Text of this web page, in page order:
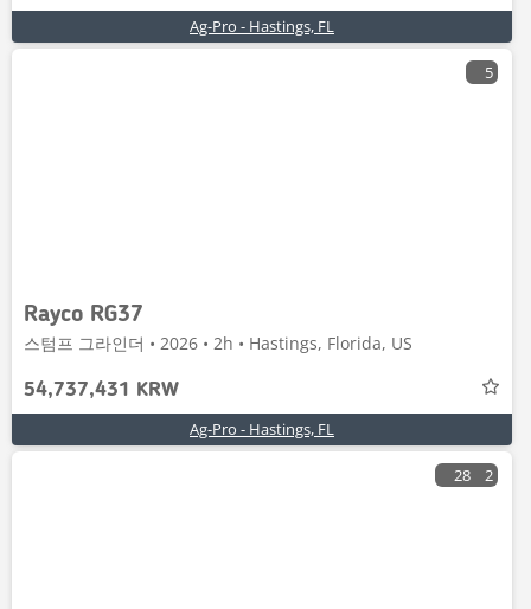
Ag-Pro - Hastings, FL
5
Rayco RG37
스텀프 그라인더 • 2026 • 2h • Hastings, Florida, US
54,737,431 KRW
Ag-Pro - Hastings, FL
28 2